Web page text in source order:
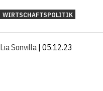
WIRTSCHAFTSPOLITIK
Lia Sonvilla | 05.12.23